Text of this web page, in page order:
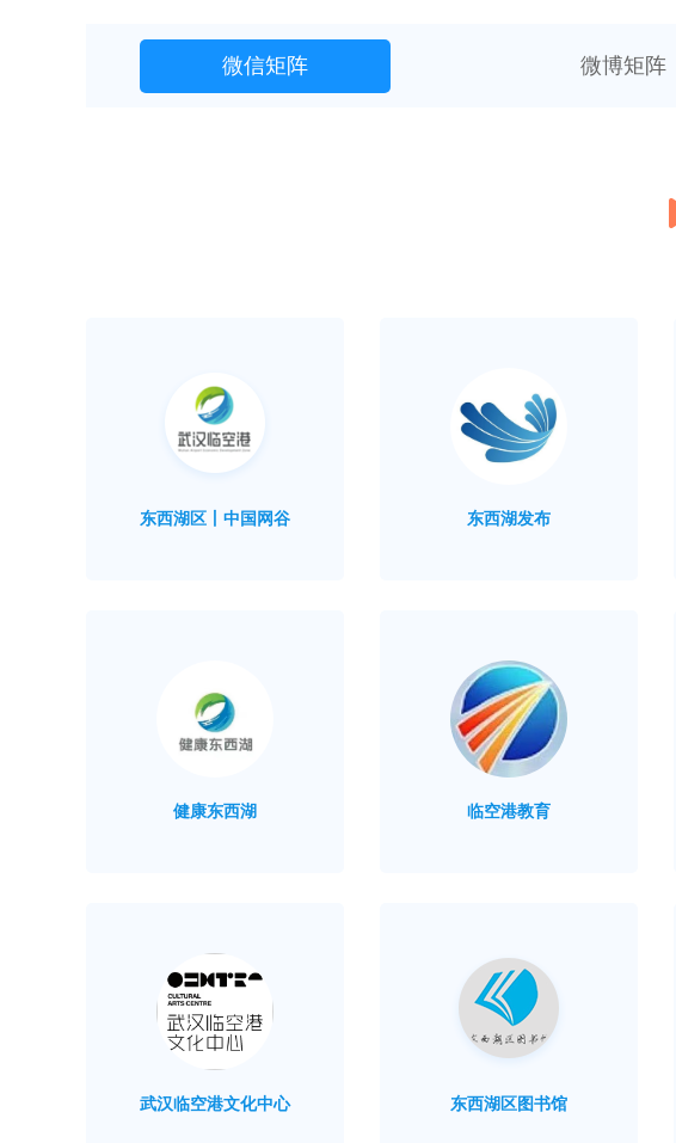
微信矩阵 微博矩阵
东西湖区丨中国网谷 东西湖发布
健康东西湖 临空港教育
武汉临空港文化中心 东西湖区图书馆